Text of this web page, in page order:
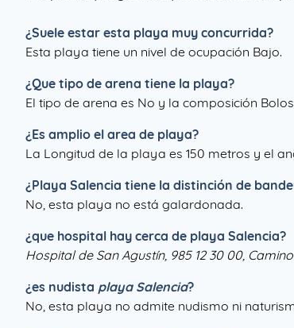
¿Suele estar esta playa muy concurrida?
Esta playa tiene un nivel de ocupación Bajo.
¿Que tipo de arena tiene la playa?
El tipo de arena es No y la composición
¿Es amplio el area de playa?
La Longitud de la playa es 150 metros y el
¿Playa Salencia tiene la distinción de
No, esta playa no está galardonada.
¿que hospital hay cerca de playa Salencia?
Hospital de San Agustín, 985 12 30 00,
¿es nudista playa Salencia?
No, esta playa no admite nudismo ni